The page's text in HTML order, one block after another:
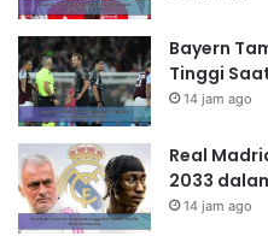
Bayern
Tinggi
14 jam ago
Real
2033
14 jam ago